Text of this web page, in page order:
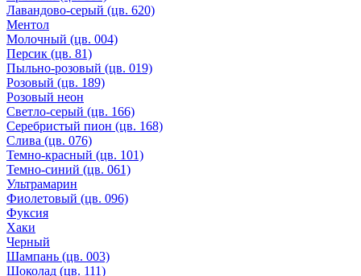
Лавандово-серый (цв. 620)
Ментол
Молочный (цв. 004)
Персик (цв. 81)
Пыльно-розовый (цв. 019)
Розовый (цв. 189)
Розовый неон
Светло-серый (цв. 166)
Серебристый пион (цв. 168)
Слива (цв. 076)
Темно-красный (цв. 101)
Темно-синий (цв. 061)
Ультрамарин
Фиолетовый (цв. 096)
Фуксия
Хаки
Черный
Шампань (цв. 003)
Шоколад (цв. 111)